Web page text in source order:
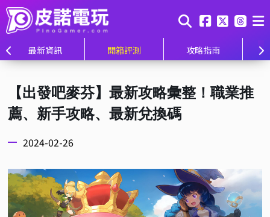
最新資訊 開箱評測 攻略指南
【出發吧麥芬】最新攻略彙整！職業推
薦、新手攻略、最新兌換碼
2024-02-26